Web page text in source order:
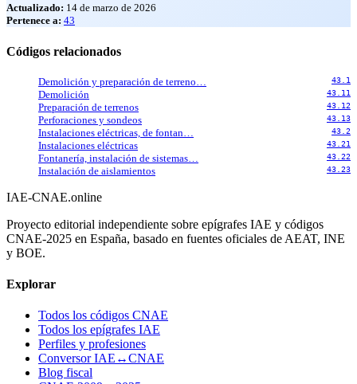
Actualizado: 14 de marzo de 2026
Pertenece a: 43
Códigos relacionados
Demolición y preparación de terreno… 43.1
Demolición 43.11
Preparación de terrenos 43.12
Perforaciones y sondeos 43.13
Instalaciones eléctricas, de fontan… 43.2
Instalaciones eléctricas 43.21
Fontanería, instalación de sistemas… 43.22
Instalación de aislamientos 43.23
IAE-CNAE.online
Proyecto editorial independiente sobre epígrafes IAE y códigos
CNAE-2025 en España, basado en fuentes oficiales de AEAT, INE
y BOE.
Explorar
Todos los códigos CNAE
Todos los epígrafes IAE
Perfiles y profesiones
Conversor IAE↔CNAE
Blog fiscal